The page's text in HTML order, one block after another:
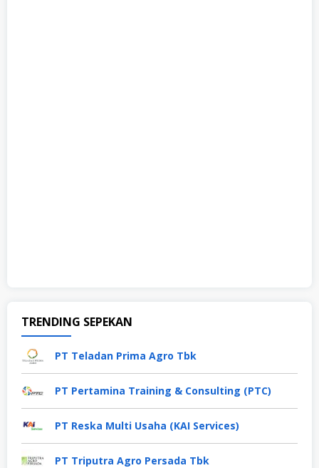
TRENDING SEPEKAN
PT Teladan Prima Agro Tbk
PT Pertamina Training & Consulting (PTC)
PT Reska Multi Usaha (KAI Services)
PT Triputra Agro Persada Tbk